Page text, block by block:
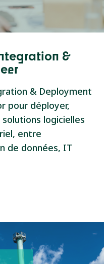
&
& Deployment
pour déployer,
logicielles
entre
de données, IT